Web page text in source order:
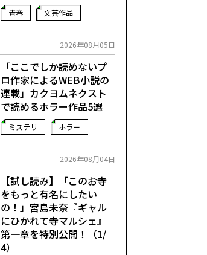
青春 文芸作品
2026年08月05日
「ここでしか読めないプ
ロ作家によるWEB小説の
連載」――カクヨムネクスト
で読めるホラー作品5選
ミステリ ホラー
2026年08月04日
【試し読み】「このお寺
をもっと有名にしたい
の！」宮島未奈『ギャル
にひかれて寺マルシェ』
第一章を特別公開！（1/
4）